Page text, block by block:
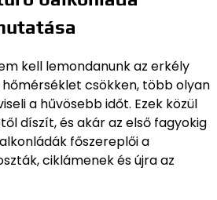
kell lemondanunk az erkély
csökken, több olyan
a hűvösebb időt. Ezek közül
díszít, és akár az első fagyokig
főszereplői a
ciklámenek és újra az